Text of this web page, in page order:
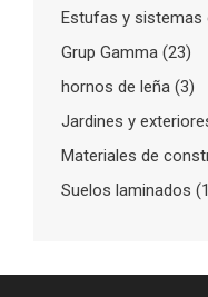
Estufas y sistemas
Grup Gamma (23)
hornos de leña (3)
Jardines y
Materiales de
Suelos laminados